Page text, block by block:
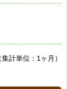
集計単位：1ヶ月）